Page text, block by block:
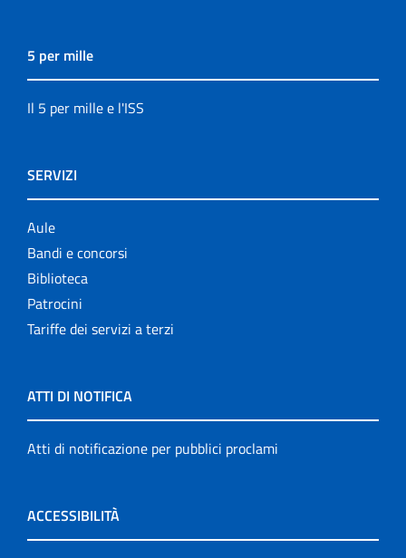
5 per mille
Il 5 per mille e l'ISS
SERVIZI
Aule
Bandi e concorsi
Biblioteca
Patrocini
Tariffe dei servizi a terzi
ATTI DI NOTIFICA
Atti di notificazione per pubblici proclami
ACCESSIBILITÀ